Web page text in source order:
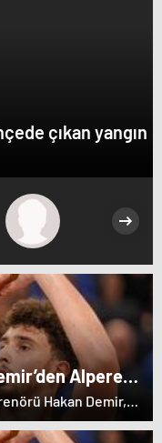
çıkan yangın
Alperen
Hakan Demir,
bulundu.